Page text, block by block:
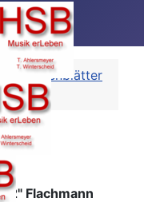
Datenblätter
12
-
12" Flachmann